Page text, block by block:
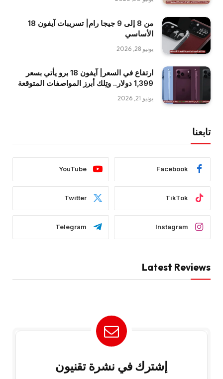
من 8 إلى 9 جيجا رام| تسريبات آيفون 18
الأساسي
يونيو 28, 2026
ارتفاع في السعر| آيفون 18 برو يأتي بسعر
1,399 دولار.. وتِلك أبرز المواصفات المتوقعة
يونيو 21, 2026
تابعنا
Facebook
YouTube
TikTok
Twitter
Instagram
Telegram
Latest Reviews
إشترك في نشرة تقنيون